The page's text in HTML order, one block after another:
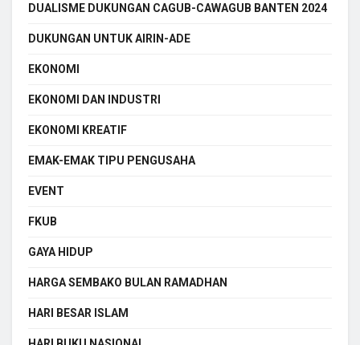
DUALISME DUKUNGAN CAGUB-CAWAGUB BANTEN 2024
DUKUNGAN UNTUK AIRIN-ADE
EKONOMI
EKONOMI DAN INDUSTRI
EKONOMI KREATIF
EMAK-EMAK TIPU PENGUSAHA
EVENT
FKUB
GAYA HIDUP
HARGA SEMBAKO BULAN RAMADHAN
HARI BESAR ISLAM